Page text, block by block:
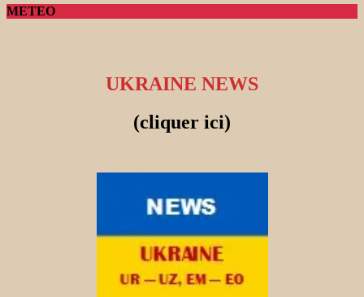
METEO
UKRAINE NEWS
(cliquer ici)